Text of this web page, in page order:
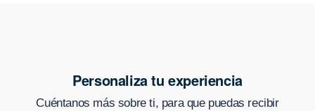
Personaliza tu experiencia
Cuéntanos más sobre ti, para que puedas recibir